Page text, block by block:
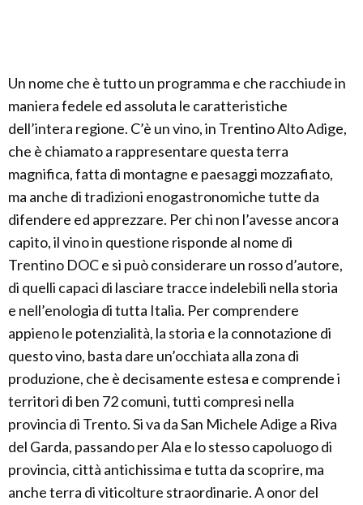
Un nome che è tutto un programma e che racchiude in
maniera fedele ed assoluta le caratteristiche
dell’intera regione. C’è un vino, in Trentino Alto Adige,
che è chiamato a rappresentare questa terra
magnifica, fatta di montagne e paesaggi mozzafiato,
ma anche di tradizioni enogastronomiche tutte da
difendere ed apprezzare. Per chi non l’avesse ancora
capito, il vino in questione risponde al nome di
Trentino DOC e si può considerare un rosso d’autore,
di quelli capaci di lasciare tracce indelebili nella storia
e nell’enologia di tutta Italia. Per comprendere
appieno le potenzialità, la storia e la connotazione di
questo vino, basta dare un’occhiata alla zona di
produzione, che è decisamente estesa e comprende i
territori di ben 72 comuni, tutti compresi nella
provincia di Trento. Si va da San Michele Adige a Riva
del Garda, passando per Ala e lo stesso capoluogo di
provincia, città antichissima e tutta da scoprire, ma
anche terra di viticolture straordinarie. A onor del